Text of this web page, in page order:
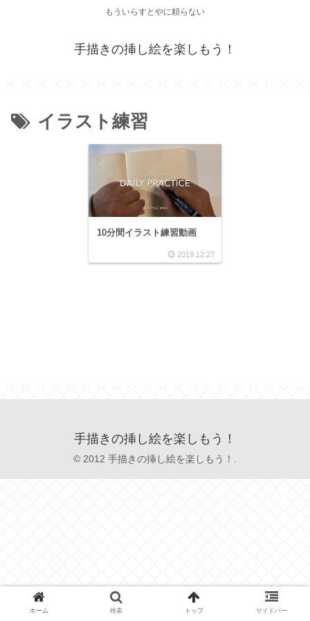
もういらすとやに頼らない
手描きの挿し絵を楽しもう！
イラスト練習
10分間イラスト練習動画
2019.12.27
手描きの挿し絵を楽しもう！
© 2012 手描きの挿し絵を楽しもう！.
ホーム 検索 トップ サイドバー